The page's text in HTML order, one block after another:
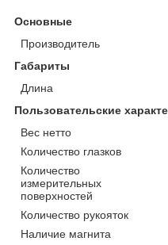
Основные
Производитель
Габариты
Длина
Пользовательские
Вес нетто
Количество глазков
Количество
измерительных
поверхностей
Количество рукояток
Наличие магнита